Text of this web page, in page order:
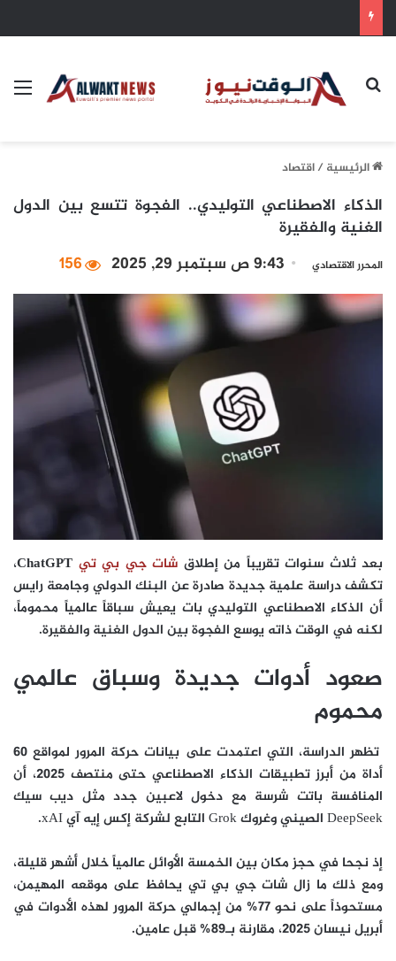
بحث عن
الرئيسية/اقتصاد
الذكاء الاصطناعي التوليدي.. الفجوة تتسع بين الدول
الغنية والفقيرة
المحرر الاقتصادي 9:43 ص سبتمبر 29, 2025 156
بعد ثلاث سنوات تقريباً من إطلاق شات جي بي تي
ChatGPT،
تكشف دراسة علمية جديدة صادرة عن البنك الدولي وجامعة رايس
أن الذكاء الاصطناعي التوليدي بات يعيش سباقاً عالمياً محموماً،
لكنه في الوقت ذاته يوسع الفجوة بين الدول الغنية والفقيرة.
صعود أدوات جديدة وسباق عالمي
محموم
تظهر الدراسة، التي اعتمدت على بيانات حركة المرور لمواقع 60
أداة من أبرز تطبيقات الذكاء الاصطناعي حتى منتصف 2025، أن
المنافسة باتت شرسة مع دخول لاعبين جدد مثل ديب سيك
DeepSeek الصيني وغروك Grok التابع لشركة إكس إيه آي xAI.
إذ نجحا في حجز مكان بين الخمسة الأوائل عالمياً خلال أشهر قليلة،
ومع ذلك ما زال شات جي بي تي يحافظ على موقعه المهيمن،
مستحوذاً على نحو 77% من إجمالي حركة المرور لهذه الأدوات في
أبريل نيسان 2025، مقارنة بـ89% قبل عامين.